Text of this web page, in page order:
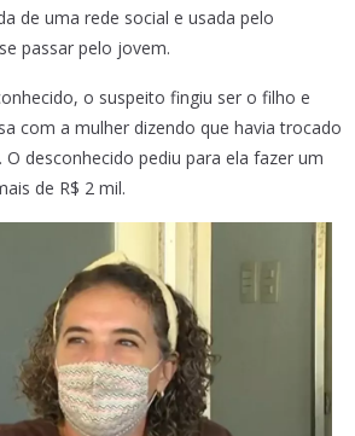
de uma rede social e usada pelo
passar pelo jovem.
o suspeito fingiu ser o filho e
com a mulher dizendo que havia trocado
desconhecido pediu para ela fazer um
de R$ 2 mil.